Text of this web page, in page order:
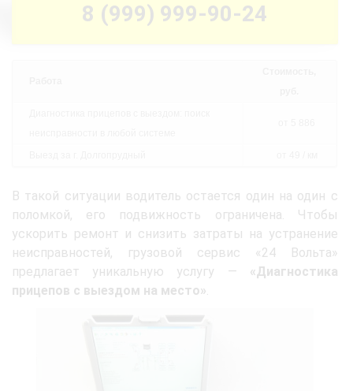
8 (999) 999-90-24
В такой ситуации водитель остается один на один с
поломкой, его подвижность ограничена. Чтобы
ускорить ремонт и снизить затраты на устранение
неисправностей, грузовой сервис «24 Вольта»
предлагает уникальную услугу — «Диагностика
прицепов с выездом на место».